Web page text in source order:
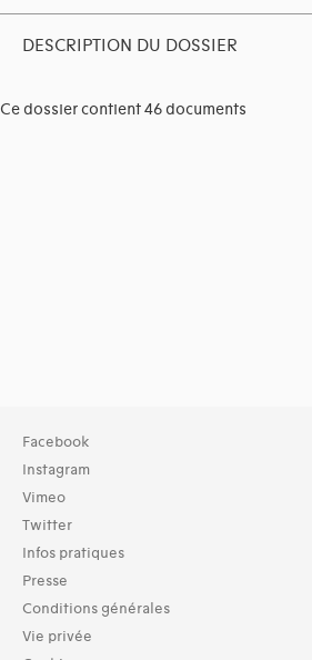
DESCRIPTION DU DOSSIER
Ce dossier contient 46 documents
Facebook
Instagram
Vimeo
Twitter
Infos pratiques
Presse
Conditions générales
Vie privée